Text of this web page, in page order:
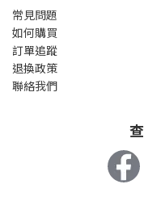
常見問題
如何購買
訂單追蹤
退換政策
聯絡我們